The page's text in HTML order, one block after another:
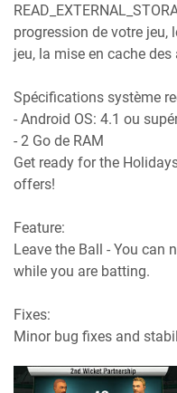
progression de votre jeu,
jeu, la mise en cache
Spécifications système
- Android OS: 4.1 ou
- 2 Go de RAM
Get ready for the
offers!
Feature:
Leave the Ball - You can
while you are batting.
Fixes:
Minor bug fixes and